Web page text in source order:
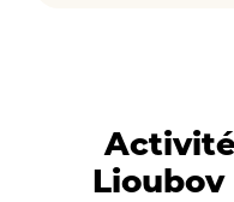
Lioubov